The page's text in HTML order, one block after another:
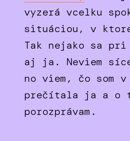
vyzerá vcelku
situáciou, v
Tak nejako sa
aj ja. Neviem
no viem, čo som
prečítala ja a o
porozprávam.